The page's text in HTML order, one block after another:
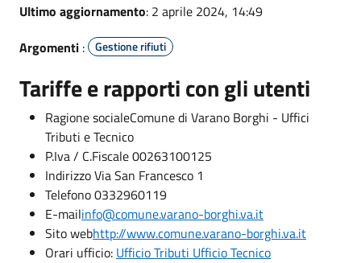
Ultimo aggiornamento: 2 aprile 2024, 14:49
Argomenti : Gestione rifiuti
Tariffe e rapporti con gli utenti
Ragione socialeComune di Varano Borghi - Uffici
Tributi e Tecnico
P.Iva / C.Fiscale 00263100125
Indirizzo Via San Francesco 1
Telefono 0332960119
E-mailinfo@comune.varano-borghi.va.it
Sito webhttp://www.comune.varano-borghi.va.it
Orari ufficio: Ufficio Tributi Ufficio Tecnico